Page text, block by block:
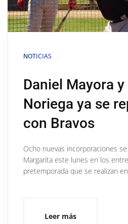
NOTICIAS
Daniel Mayora y
Noriega ya se
con Bravos
Ocho nuevas incorporaciones
Margarita este lunes en los
pretemporada que se realizan en
Leer más